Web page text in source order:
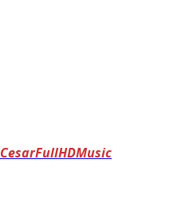
CesarFullHDMusic